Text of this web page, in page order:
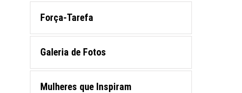
Força-Tarefa
Galeria de Fotos
Mulheres que Inspiram